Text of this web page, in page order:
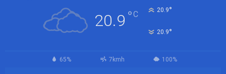
20.9 °C 20.9°
20.9°
65% 7kmh 100%